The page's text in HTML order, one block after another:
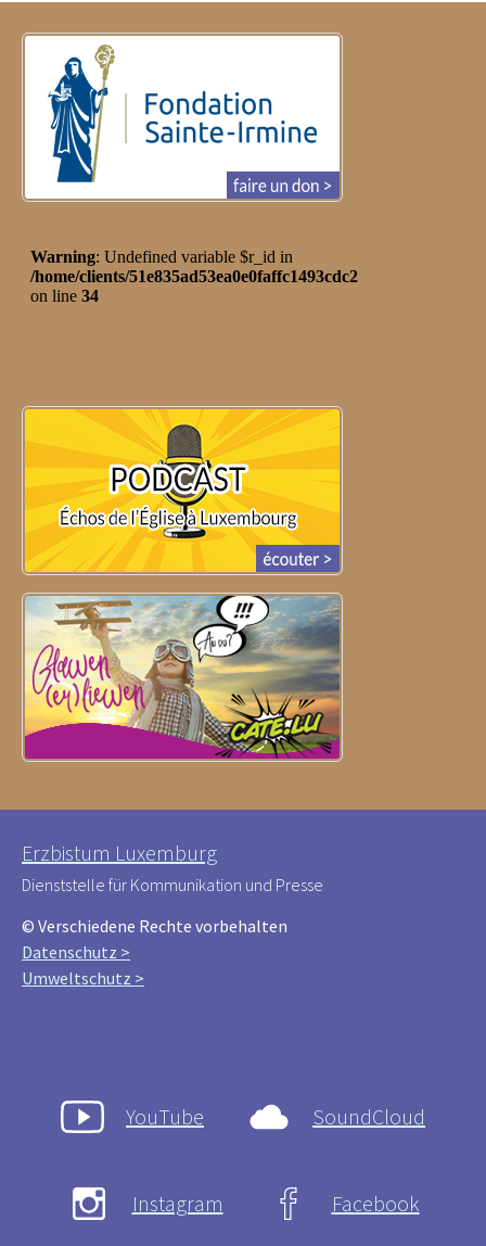
Erzbistum Luxemburg
Dienststelle für Kommunikation und Presse
© Verschiedene Rechte vorbehalten
Datenschutz >
Umweltschutz >
YouTube SoundCloud
Instagram Facebook